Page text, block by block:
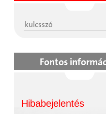
Fontos
Hibabejelentés